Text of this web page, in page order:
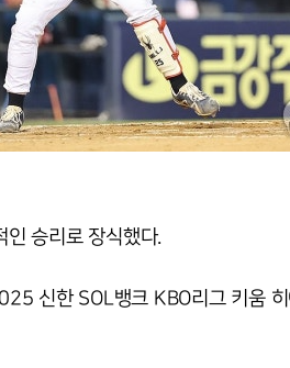
승리로 장식했다.
신한 SOL뱅크 KBO리그 키움